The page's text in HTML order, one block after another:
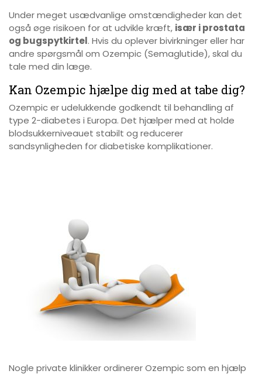
Under meget usædvanlige omstændigheder kan det
også øge risikoen for at udvikle kræft, især i prostata
og bugspytkirtel. Hvis du oplever bivirkninger eller har
andre spørgsmål om Ozempic (Semaglutide), skal du
tale med din læge.
Kan Ozempic hjælpe dig med at tabe dig?
Ozempic er udelukkende godkendt til behandling af
type 2-diabetes i Europa. Det hjælper med at holde
blodsukkerniveauet stabilt og reducerer
sandsynligheden for diabetiske komplikationer.
Nogle private klinikker ordinerer Ozempic som en hjælp